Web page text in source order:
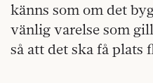
känns som om det
vänlig varelse som
så att det ska få plats